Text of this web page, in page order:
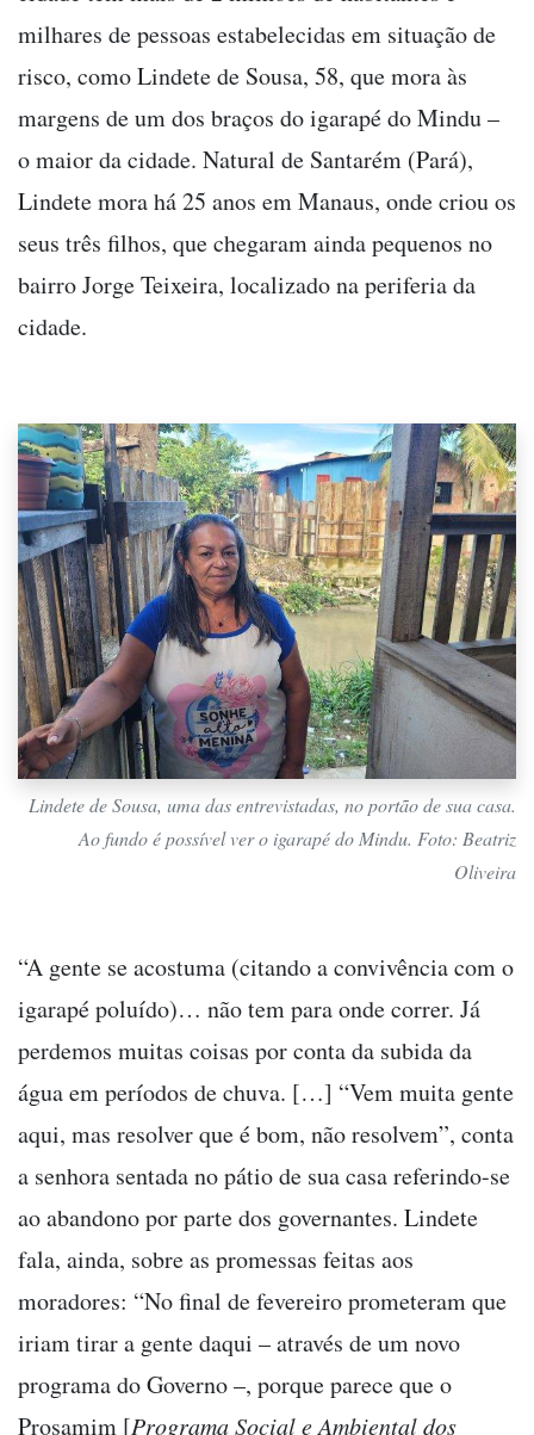
milhares de pessoas estabelecidas em situação de
risco, como Lindete de Sousa, 58, que mora às
margens de um dos braços do igarapé do Mindu –
o maior da cidade. Natural de Santarém (Pará),
Lindete mora há 25 anos em Manaus, onde criou os
seus três filhos, que chegaram ainda pequenos no
bairro Jorge Teixeira, localizado na periferia da
cidade.
Lindete de Sousa, uma das entrevistadas, no portão de sua casa.
Ao fundo é possível ver o igarapé do Mindu. Foto: Beatriz
Oliveira
“A gente se acostuma (citando a convivência com o
igarapé poluído)… não tem para onde correr. Já
perdemos muitas coisas por conta da subida da
água em períodos de chuva. […] “Vem muita gente
aqui, mas resolver que é bom, não resolvem”, conta
a senhora sentada no pátio de sua casa referindo-se
ao abandono por parte dos governantes. Lindete
fala, ainda, sobre as promessas feitas aos
moradores: “No final de fevereiro prometeram que
iriam tirar a gente daqui – através de um novo
programa do Governo –, porque parece que o
Prosamim [Programa Social e Ambiental dos